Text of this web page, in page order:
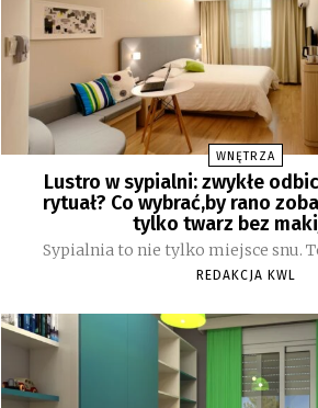
WNĘTRZA
Lustro w sypialni: zwykłe
rytuał? Co wybrać,by rano
tylko twarz bez
Sypialnia to nie tylko miejsce snu.
REDAKCJA KWL